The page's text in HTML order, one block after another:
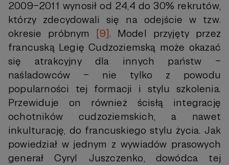
2009–2011 wynosił od 24,4 do 30% rekrutów,
którzy zdecydowali się na odejście w tzw.
okresie próbnym [9]. Model przyjęty przez
francuską Legię Cudzoziemską może okazać
się atrakcyjny dla innych państw –
naśladowców – nie tylko z powodu
popularności tej formacji i stylu szkolenia.
Przewiduje on również ścisłą integrację
ochotników cudzoziemskich, a nawet
inkulturację, do francuskiego stylu życia. Jak
powiedział w jednym z wywiadów prasowych
generał Cyryl Juszczenko, dowódca tej